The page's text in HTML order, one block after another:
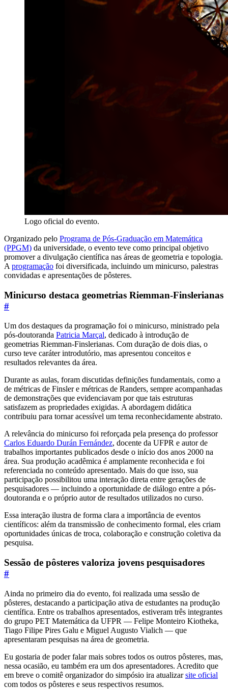
Logo oficial do evento.
Organizado pelo Programa de Pós-Graduação em Matemática
(PPGM) da universidade, o evento teve como principal objetivo
promover a divulgação científica nas áreas de geometria e topologia.
A programação foi diversificada, incluindo um minicurso, palestras
convidadas e apresentações de pôsteres.
Minicurso destaca geometrias Riemman-Finslerianas
#
Um dos destaques da programação foi o minicurso, ministrado pela
pós-doutoranda Patricia Marçal, dedicado à introdução de
geometrias Riemman-Finslerianas. Com duração de dois dias, o
curso teve caráter introdutório, mas apresentou conceitos e
resultados relevantes da área.
Durante as aulas, foram discutidas definições fundamentais, como a
de métricas de Finsler e métricas de Randers, sempre acompanhadas
de demonstrações que evidenciavam por que tais estruturas
satisfazem as propriedades exigidas. A abordagem didática
contribuiu para tornar acessível um tema reconhecidamente abstrato.
A relevância do minicurso foi reforçada pela presença do professor
Carlos Eduardo Durán Fernández, docente da UFPR e autor de
trabalhos importantes publicados desde o início dos anos 2000 na
área. Sua produção acadêmica é amplamente reconhecida e foi
referenciada no conteúdo apresentado. Mais do que isso, sua
participação possibilitou uma interação direta entre gerações de
pesquisadores — incluindo a oportunidade de diálogo entre a pós-
doutoranda e o próprio autor de resultados utilizados no curso.
Essa interação ilustra de forma clara a importância de eventos
científicos: além da transmissão de conhecimento formal, eles criam
oportunidades únicas de troca, colaboração e construção coletiva da
pesquisa.
Sessão de pôsteres valoriza jovens pesquisadores
#
Ainda no primeiro dia do evento, foi realizada uma sessão de
pôsteres, destacando a participação ativa de estudantes na produção
científica. Entre os trabalhos apresentados, estiveram três integrantes
do grupo PET Matemática da UFPR — Felipe Monteiro Kiotheka,
Tiago Filipe Pires Galu e Miguel Augusto Vialich — que
apresentaram pesquisas na área de geometria.
Eu gostaria de poder falar mais sobres todos os outros pôsteres, mas,
nessa ocasião, eu também era um dos apresentadores. Acredito que
em breve o comitê organizador do simpósio ira atualizarsite oficial
com todos os pôsteres e seus respectivos resumos.